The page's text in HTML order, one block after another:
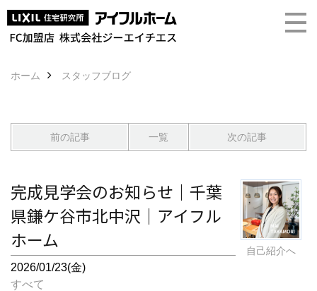
ホーム スタッフブログ
前の記事 一覧 次の記事
自己紹介へ
完成見学会のお知らせ｜千葉
県鎌ケ谷市北中沢｜アイフル
ホーム
2026/01/23(金)
すべて